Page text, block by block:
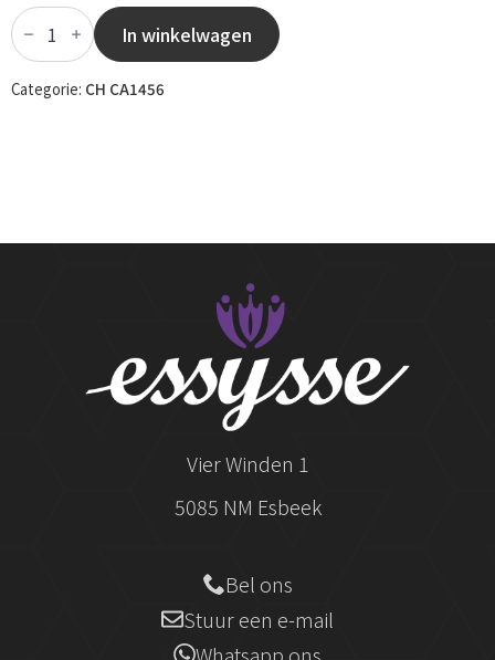
CH
CA1456
-
061
aantal
In winkelwagen
Categorie: CH CA1456
Vier Winden 1
5085 NM Esbeek
Bel ons
Stuur een e-mail
Whatsapp ons